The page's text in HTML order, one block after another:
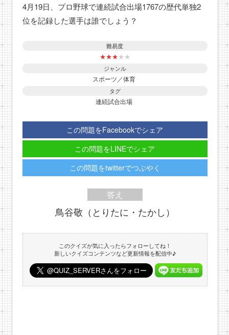
4月19日、プロ野球で連続試合出場1767の歴代単独2
位を記録した選手は誰でしょう？
難易度
★★★★ ★
ジャンル
スポーツ／体育
タグ
連続試合出場
この問題をFacebookでシェア
この問題をLINEでシェア
この問題をtwitterでつぶやく
答え
鳥谷敬（とりたに・たかし）
このクイズが気に入ったらフォローしてね！
新しいクイズコンテンツなど更新情報を配信中♪